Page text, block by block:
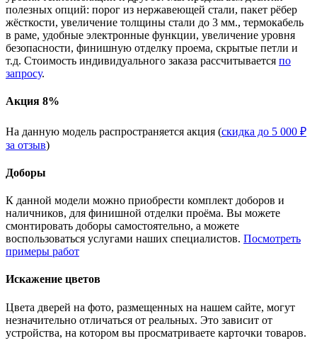
полезных опций: порог из нержавеющей стали, пакет рёбер
жёсткости, увеличение толщины стали до 3 мм., термокабель
в раме, удобные электронные функции, увеличение уровня
безопасности, финишную отделку проема, скрытые петли и
т.д. Стоимость индивидуального заказа рассчитывается по
запросу.
Акция 8%
На данную модель распространяется акция (скидка до 5 000 ₽
за отзыв)
Доборы
К данной модели можно приобрести комплект доборов и
наличников, для финишной отделки проёма. Вы можете
смонтировать доборы самостоятельно, а можете
воспользоваться услугами наших специалистов. Посмотреть
примеры работ
Искажение цветов
Цвета дверей на фото, размещенных на нашем сайте, могут
незначительно отличаться от реальных. Это зависит от
устройства, на котором вы просматриваете карточки товаров.